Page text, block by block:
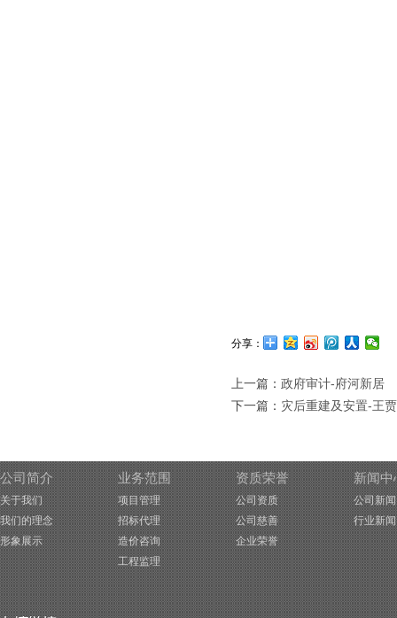
分享：
上一篇： 政府审计-府河新居
下一篇： 灾后重建及安置-王
公司简介
关于我们
我们的理念
形象展示
业务范围
项目管理
招标代理
造价咨询
工程监理
资质荣誉
公司资质
公司慈善
企业荣誉
新闻中
公司新闻
行业新闻